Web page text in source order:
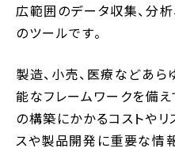
広範囲のデータ収集、分析
のツールです。
製造、小売、医療などあ
能なフレームワークを備え
の構築にかかるコストや
スや製品開発に重要な情